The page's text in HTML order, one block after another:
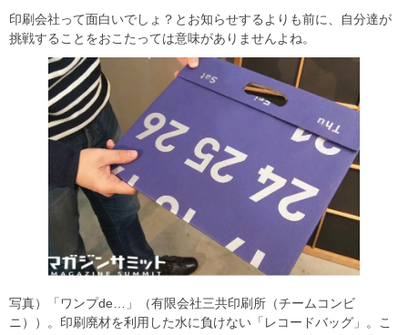
印刷会社って面白いでしょ？とお知らせするよりも前に、自分達が
挑戦することをおこたっては意味がありませんよね。
写真）「ワンプde…」（有限会社三共印刷所（チームコンビ
ニ））。印刷廃材を利用した水に負けない「レコードバッグ」。こ